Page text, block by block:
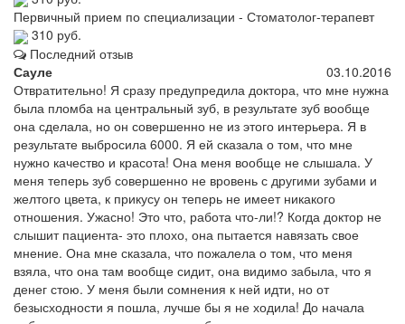
Первичный прием по специализации - Стоматолог-терапевт
310 руб.
Последний отзыв
Сауле
03.10.2016
Отвратительно! Я сразу предупредила доктора, что мне нужна
была пломба на центральный зуб, в результате зуб вообще
она сделала, но он совершенно не из этого интерьера. Я в
результате выбросила 6000. Я ей сказала о том, что мне
нужно качество и красота! Она меня вообще не слышала. У
меня теперь зуб совершенно не вровень с другими зубами и
желтого цвета, к прикусу он теперь не имеет никакого
отношения. Ужасно! Это что, работа что-ли!? Когда доктор не
слышит пациента- это плохо, она пытается навязать свое
мнение. Она мне сказала, что пожалела о том, что меня
взяла, что она там вообще сидит, она видимо забыла, что я
денег стою. У меня были сомнения к ней идти, но от
безысходности я пошла, лучше бы я не ходила! До начала